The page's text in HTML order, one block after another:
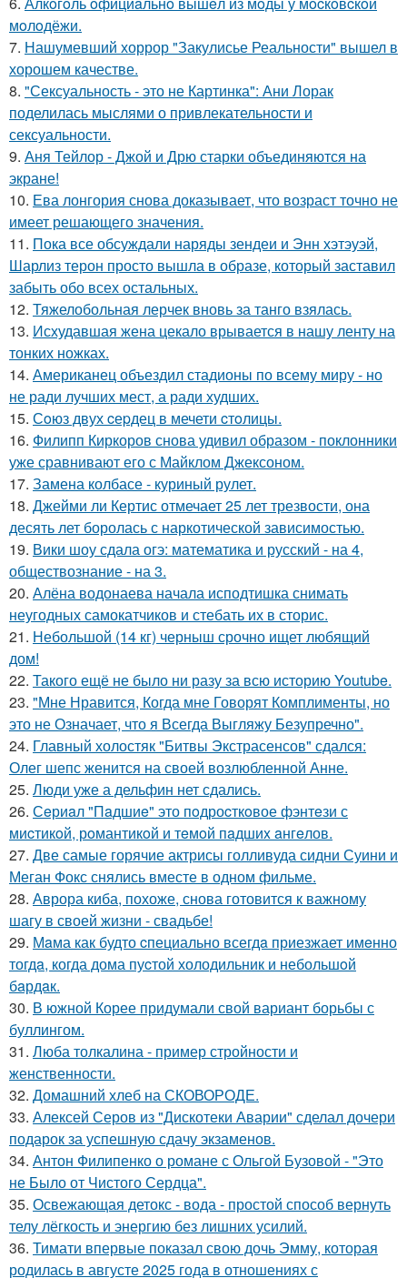
мoлoдёжи.
7. Нашумевший хоррор "Закулисье Реальности" вышел в
хорошем качестве.
8. "Сексуальность - это не Картинка": Ани Лорак
поделилась мыслями о привлекательности и
сексуальности.
9. Аня Тейлор - Джой и Дрю старки объединяются на
экране!
10. Ева лонгория снова доказывает, что возраст точно не
имеет решающего значения.
11. Пока все обсуждали наряды зендеи и Энн хэтэуэй,
Шарлиз терон просто вышла в образе, который заставил
забыть обо всех остальных.
12. Тяжелобольная лерчек вновь за танго взялась.
13. Исхудавшая жена цекало врывается в нашу ленту на
тонких ножках.
14. Американец объездил стадионы по всему миру - но
не ради лучших мест, а ради худших.
15. Сoюз двух cеpдец в мечети cтoлицы.
16. Филипп Киркоров снова удивил образом - поклонники
уже сравнивают его с Майклом Джексоном.
17. Замена колбасе - куриный рулет.
18. Джейми ли Кертис отмечает 25 лет трезвости, она
десять лет боролась с наркотической зависимостью.
19. Вики шоу сдала огэ: математика и русский - на 4,
обществознание - на 3.
20. Алёна водонаева начала исподтишка снимать
неугодных самокатчиков и стебать их в сторис.
21. Небольшой (14 кг) черныш срочно ищет любящий
дом!
22. Такого ещё не было ни разу за всю историю Youtube.
23. "Мне Нравится, Когда мне Говорят Комплименты, но
это не Означает, что я Всегда Выгляжу Безупречно".
24. Главный холостяк "Битвы Экстрасенсов" сдался:
Олег шепс женится на своей возлюбленной Анне.
25. Люди уже а дельфин нет сдались.
26. Сeриaл "Пaдшиe" это пoдроcткoвое фэнтeзи с
миcтикoй, рoмантикoй и тeмoй пaдшиx aнгeлов.
27. Две самые горячие актрисы голливуда сидни Суини и
Меган Фокс снялись вместе в одном фильме.
28. Аврора киба, похоже, снова готовится к важному
шагу в своей жизни - свадьбе!
29. Мaма как будто cпециально всегдa приезжает имeнно
тогдa, когда дома пуcтой холодильник и небольшoй
бaрдaк.
30. В южной Корее придумали свой вариант борьбы с
буллингом.
31. Люба толкалина - пример стройности и
женственности.
32. Домашний хлеб на СКОВОРОДЕ.
33. Алексей Серов из "Дискотеки Аварии" сделал дочери
подарок за успешную сдачу экзаменов.
34. Антон Филипенко о романе с Ольгой Бузовой - "Это
не Было от Чистого Сердца".
35. Освежающая детокс - вода - простой способ вернуть
телу лёгкость и энергию без лишних усилий.
36. Тимати впервые показал свою дочь Эмму, которая
родилась в августе 2025 года в отношениях с